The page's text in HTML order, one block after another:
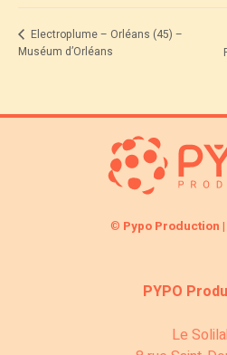
Electroplume – Orléans (45) –
Muséum d’Orléans
© Pypo Production
PYPO
Le